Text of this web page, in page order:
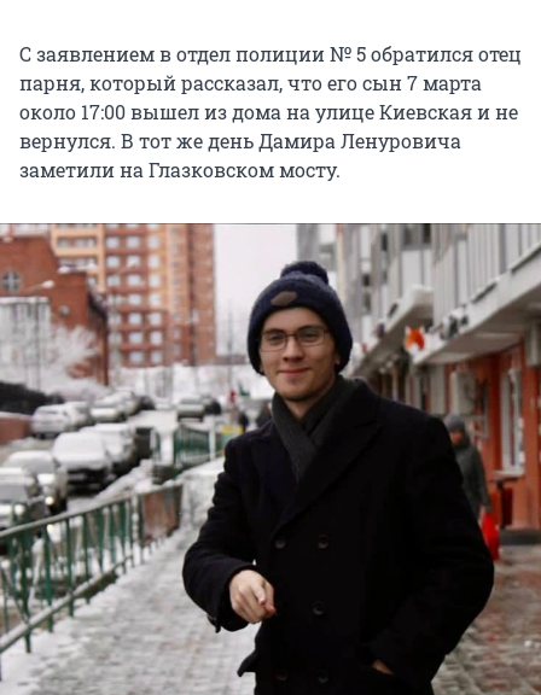
С заявлением в отдел полиции № 5 обратился отец
парня, который рассказал, что его сын 7 марта
около 17:00 вышел из дома на улице Киевская и не
вернулся. В тот же день Дамира Ленуровича
заметили на Глазковском мосту.